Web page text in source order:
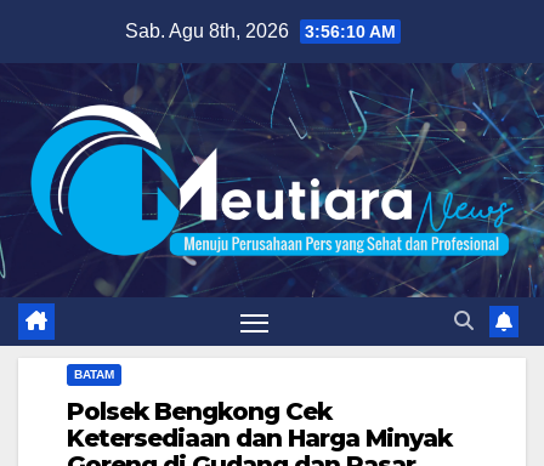
content
Sab. Agu 8th, 2026 3:56:10 AM
BATAM
Polsek Bengkong Cek
Ketersediaan dan Harga Minyak